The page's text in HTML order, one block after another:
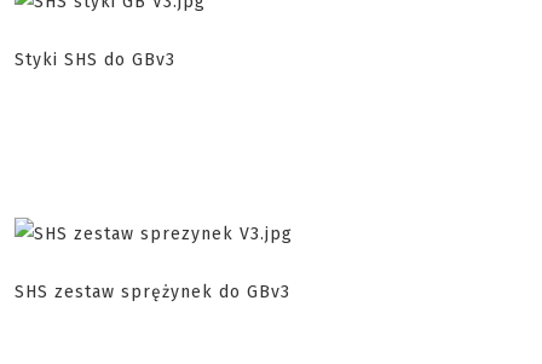
Styki SHS do GBv3
SHS zestaw sprężynek do GBv3